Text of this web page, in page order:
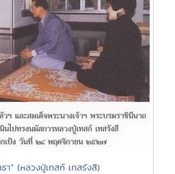
" (หลวงปู่เทสก์ เทสรังสี)